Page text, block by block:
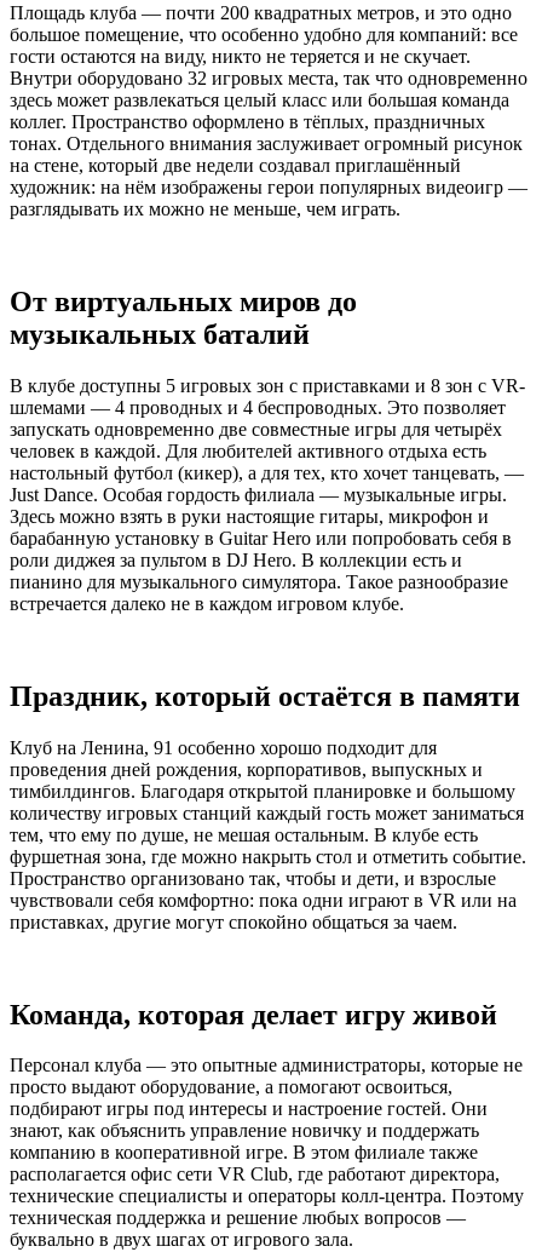
Площадь клуба — почти 200 квадратных метров, и это одно
большое помещение, что особенно удобно для компаний: все
гости остаются на виду, никто не теряется и не скучает.
Внутри оборудовано 32 игровых места, так что одновременно
здесь может развлекаться целый класс или большая команда
коллег. Пространство оформлено в тёплых, праздничных
тонах. Отдельного внимания заслуживает огромный рисунок
на стене, который две недели создавал приглашённый
художник: на нём изображены герои популярных видеоигр —
разглядывать их можно не меньше, чем играть.
От виртуальных миров до
музыкальных баталий
В клубе доступны 5 игровых зон с приставками и 8 зон с VR-
шлемами — 4 проводных и 4 беспроводных. Это позволяет
запускать одновременно две совместные игры для четырёх
человек в каждой. Для любителей активного отдыха есть
настольный футбол (кикер), а для тех, кто хочет танцевать, —
Just Dance. Особая гордость филиала — музыкальные игры.
Здесь можно взять в руки настоящие гитары, микрофон и
барабанную установку в Guitar Hero или попробовать себя в
роли диджея за пультом в DJ Hero. В коллекции есть и
пианино для музыкального симулятора. Такое разнообразие
встречается далеко не в каждом игровом клубе.
Праздник, который остаётся в памяти
Клуб на Ленина, 91 особенно хорошо подходит для
проведения дней рождения, корпоративов, выпускных и
тимбилдингов. Благодаря открытой планировке и большому
количеству игровых станций каждый гость может заниматься
тем, что ему по душе, не мешая остальным. В клубе есть
фуршетная зона, где можно накрыть стол и отметить событие.
Пространство организовано так, чтобы и дети, и взрослые
чувствовали себя комфортно: пока одни играют в VR или на
приставках, другие могут спокойно общаться за чаем.
Команда, которая делает игру живой
Персонал клуба — это опытные администраторы, которые не
просто выдают оборудование, а помогают освоиться,
подбирают игры под интересы и настроение гостей. Они
знают, как объяснить управление новичку и поддержать
компанию в кооперативной игре. В этом филиале также
располагается офис сети VR Club, где работают директора,
технические специалисты и операторы колл-центра. Поэтому
техническая поддержка и решение любых вопросов —
буквально в двух шагах от игрового зала.